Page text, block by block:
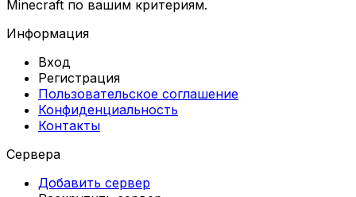
Minecraft по вашим критериям.
Информация
Вход
Регистрация
Пользовательское соглашение
Конфиденциальность
Контакты
Сервера
Добавить сервер